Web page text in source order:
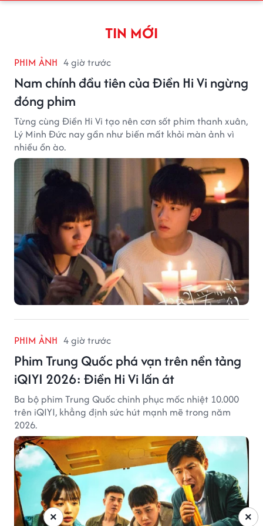
TIN MỚI
PHIM ẢNH 4 giờ trước
Nam chính đầu tiên của Điền Hi Vi ngừng
đóng phim
Từng cùng Điền Hi Vi tạo nên cơn sốt phim thanh xuân,
Lý Minh Đức nay gần như biến mất khỏi màn ảnh vì
nhiều ồn ào.
PHIM ẢNH 4 giờ trước
Phim Trung Quốc phá vạn trên nền tảng
iQIYI 2026: Điền Hi Vi lấn át
Ba bộ phim Trung Quốc chinh phục mốc nhiệt 10.000
trên iQIYI, khẳng định sức hút mạnh mẽ trong năm
2026.
×
×